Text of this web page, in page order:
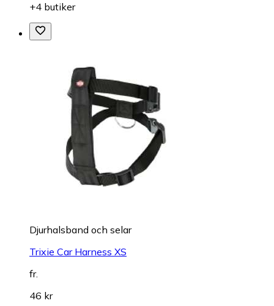
+4 butiker
Djurhalsband och selar
Trixie Car Harness XS
fr.
46 kr